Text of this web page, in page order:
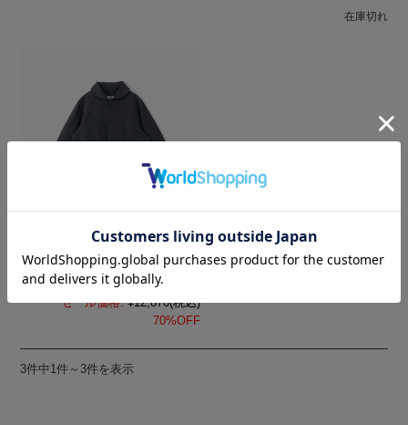
在庫切れ
コットンリネンラウンド
カラーショートジャケッ
定価: ¥42,900
セール価格: ¥12,870(税込)
70%OFF
3件中1件～3件を表示